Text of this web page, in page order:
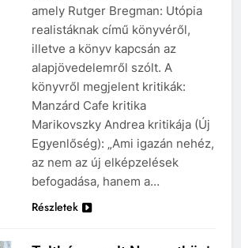
amely Rutger Bregman: Utópia
realistáknak című könyvéről,
illetve a könyv kapcsán az
alapjövedelemről szólt. A
könyvről megjelent kritikák:
Manzárd Cafe kritika
Marikovszky Andrea kritikája (Új
Egyenlőség): „Ami igazán nehéz,
az nem az új elképzelések
befogadása, hanem a…
Részletek